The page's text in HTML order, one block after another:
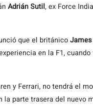
Adrián Sutil, ex Force
que el británico
en la F1,
y Ferrari, no tendrá el
la parte trasera del nuevo